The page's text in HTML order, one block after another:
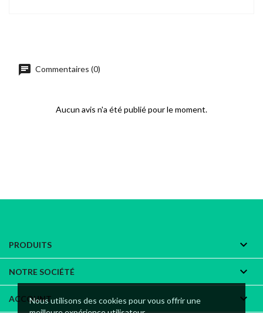
Nous utilisons des cookies pour vous offrir une
chat Commentaires (0)
Aucun avis n'a été publié pour le moment.
PRODUITS 
NOTRE SOCIÉTÉ 
ACCOUNT 